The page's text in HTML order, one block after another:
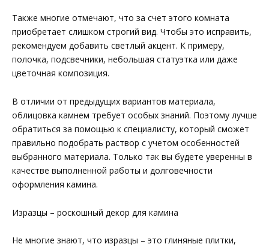
Также многие отмечают, что за счет этого комната
приобретает слишком строгий вид. Чтобы это исправить,
рекомендуем добавить светлый акцент. К примеру,
полочка, подсвечники, небольшая статуэтка или даже
цветочная композиция.
В отличии от предыдущих вариантов материала,
облицовка камнем требует особых знаний. Поэтому лучше
обратиться за помощью к специалисту, который сможет
правильно подобрать раствор с учетом особенностей
выбранного материала. Только так вы будете уверенны в
качестве выполненной работы и долговечности
оформления камина.
Изразцы – роскошный декор для камина
Не многие знают, что изразцы – это глиняные плитки,